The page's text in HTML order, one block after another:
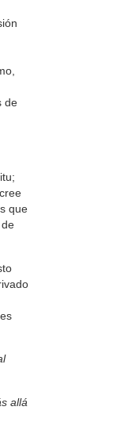
de
que
allá